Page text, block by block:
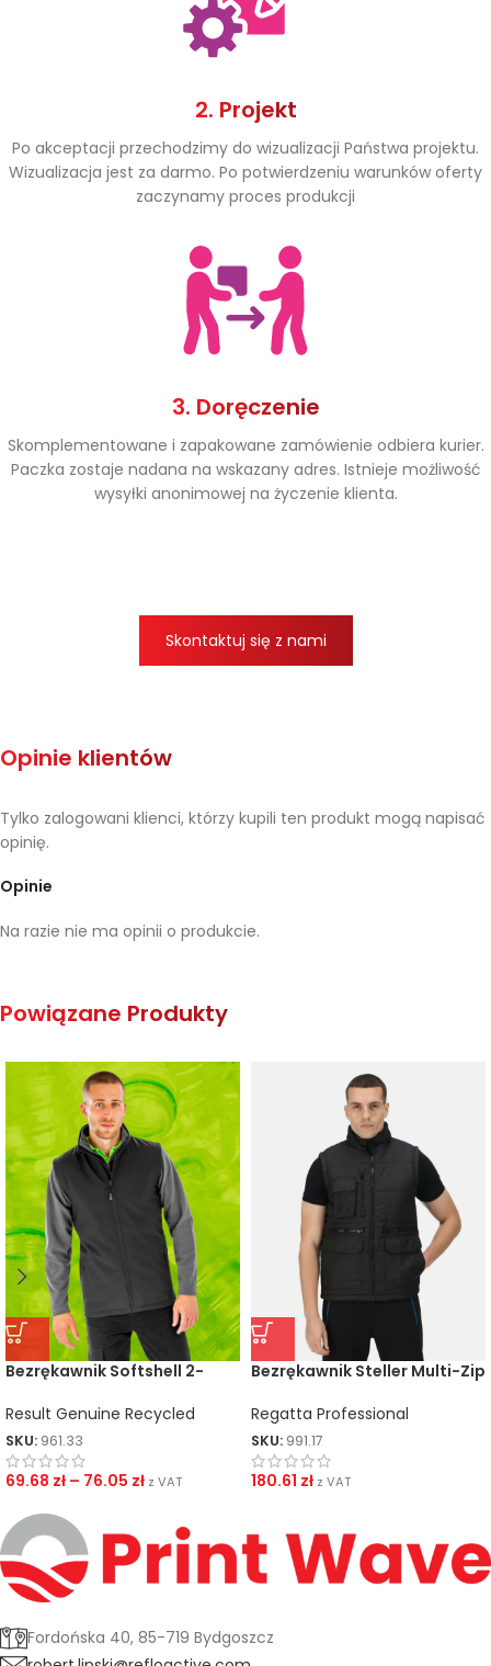
2. Projekt
Po akceptacji przechodzimy do wizualizacji Państwa projektu.
Wizualizacja jest za darmo. Po potwierdzeniu warunków oferty
zaczynamy proces produkcji
3. Doręczenie
Skomplementowane i zapakowane zamówienie odbiera kurier.
Paczka zostaje nadana na wskazany adres. Istnieje możliwość
wysyłki anonimowej na życzenie klienta.
Skontaktuj się z nami
Opinie klientów
Opinie
Na razie nie ma opinii o produkcie.
Tylko zalogowani klienci, którzy kupili ten produkt mogą napisać
opinię.
Powiązane Produkty
Bezrękawnik Softshell 2-
Result Genuine Recycled
SKU: 961.33
69.68 zł – 76.05 zł z VAT
Bezrękawnik Steller Multi-Zip
Regatta Professional
SKU: 991.17
180.61 zł z VAT
Fordońska 40, 85-719 Bydgoszcz